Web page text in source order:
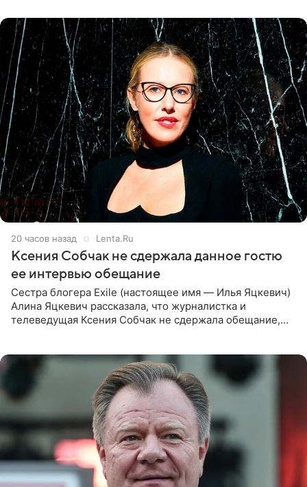
20 часов назад Lenta.Ru
Ксения Собчак не сдержала данное гостю
ее интервью обещание
Сестра блогера Exile (настоящее имя — Илья Яцкевич)
Алина Яцкевич рассказала, что журналистка и
телеведущая Ксения Собчак не сдержала обещание,